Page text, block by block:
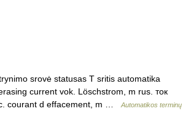
srovė statusas T sritis automatika
current vok. Löschstrom, m rus. ток
courant d effacement, m …
Automatikos terminų